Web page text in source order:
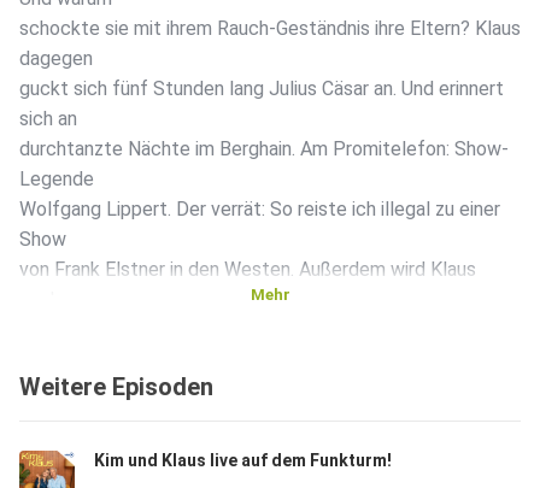
schockte sie mit ihrem Rauch-Geständnis ihre Eltern? Klaus
dagegen
guckt sich fünf Stunden lang Julius Cäsar an. Und erinnert
sich an
durchtanzte Nächte im Berghain. Am Promitelefon: Show-
Legende
Wolfgang Lippert. Der verrät: So reiste ich illegal zu einer
Show
von Frank Elstner in den Westen. Außerdem wird Klaus
Bodyguards. Ach, es ist einfach wieder so viel los.
Mehr
Weitere Episoden
Kim und Klaus live auf dem Funkturm!